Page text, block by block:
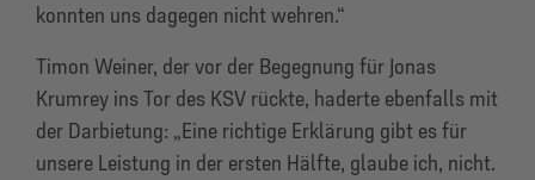
konnten uns dagegen nicht wehren.“
Timon Weiner, der vor der Begegnung für Jonas
Krumrey ins Tor des KSV rückte, haderte ebenfalls mit
der Darbietung: „Eine richtige Erklärung gibt es für
unsere Leistung in der ersten Hälfte, glaube ich, nicht.